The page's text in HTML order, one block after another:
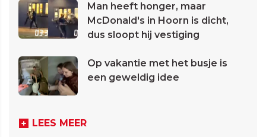
Man heeft honger, maar
McDonald's in Hoorn is dicht,
dus sloopt hij vestiging
Op vakantie met het busje is
een geweldig idee
LEES MEER